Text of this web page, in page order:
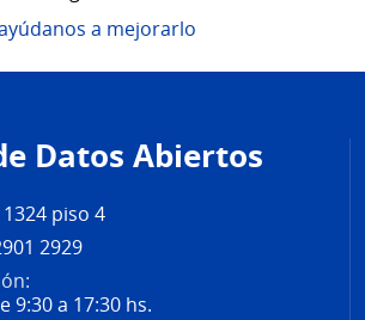
a mejorarlo
Datos Abiertos
piso 4
2929
9:30 a 17:30 hs.